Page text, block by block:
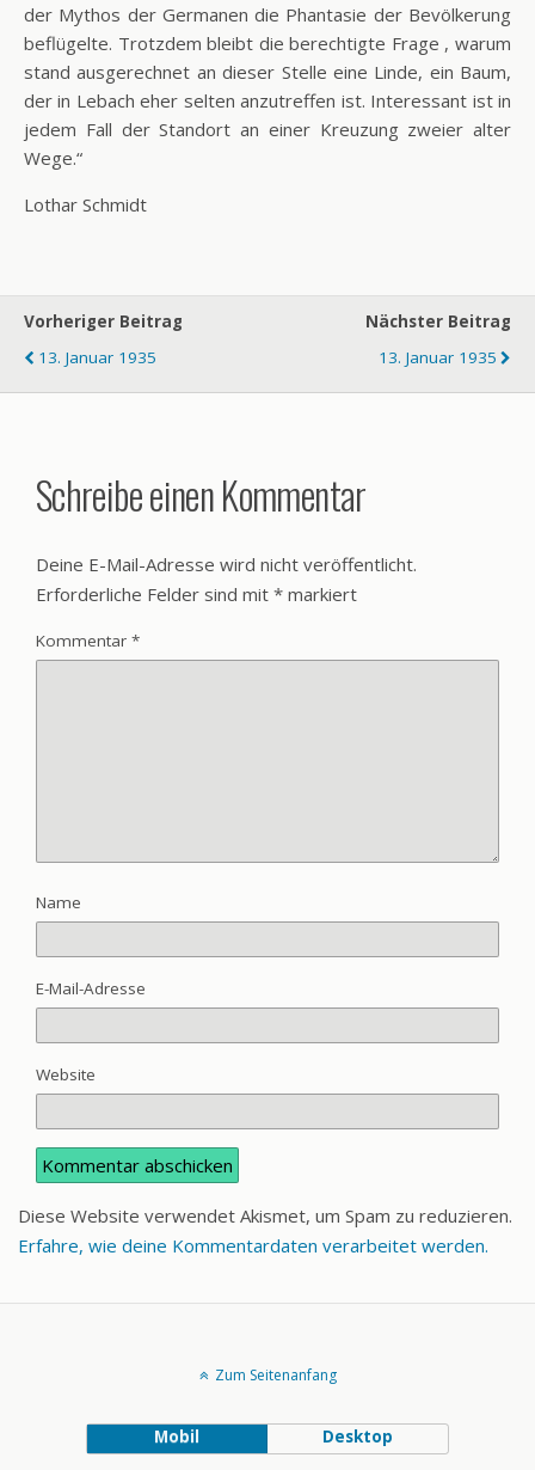
der Mythos der Germanen die Phantasie der Bevölkerung
beflügelte. Trotzdem bleibt die berechtigte Frage , warum
stand ausgerechnet an dieser Stelle eine Linde, ein Baum,
der in Lebach eher selten anzutreffen ist. Interessant ist in
jedem Fall der Standort an einer Kreuzung zweier alter
Wege.“
Lothar Schmidt
Vorheriger Beitrag
13. Januar 1935
Nächster Beitrag
13. Januar 1935
Schreibe einen Kommentar
Deine E-Mail-Adresse wird nicht veröffentlicht.
Erforderliche Felder sind mit * markiert
Kommentar *
Name
E-Mail-Adresse
Website
Diese Website verwendet Akismet, um Spam zu reduzieren.
Erfahre, wie deine Kommentardaten verarbeitet werden.
Zum Seitenanfang
Mobil Desktop